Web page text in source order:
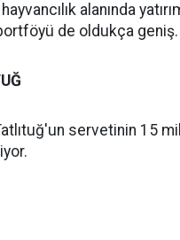
alanında
de oldukça geniş.
servetinin 15